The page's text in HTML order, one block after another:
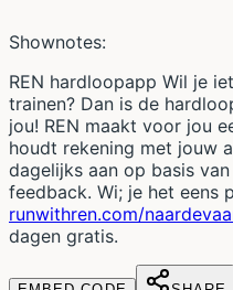
Shownotes:
REN hardloopapp Wil je
trainen? Dan is de
jou! REN maakt voor jou
houdt rekening met jouw
dagelijks aan op basis
feedback. Wi; je het eens
runwithren.com/
dagen gratis.